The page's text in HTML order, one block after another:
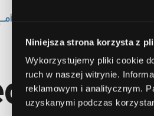
Niniejsza strona korzysta z
Wykorzystujemy pliki cookie
ruch w naszej witrynie.
reklamowym i analitycznym.
uzyskanymi podczas